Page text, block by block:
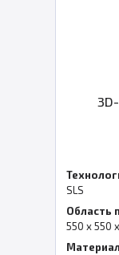
SLS
Область
550 x 550